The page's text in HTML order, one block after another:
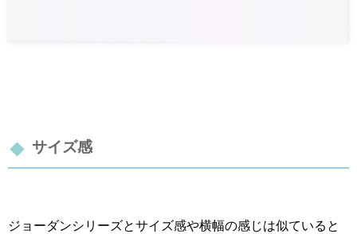
サイズ感
ジョーダンシリーズとサイズ感や横幅の感じは似ていると